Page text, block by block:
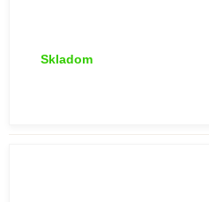
Skladom